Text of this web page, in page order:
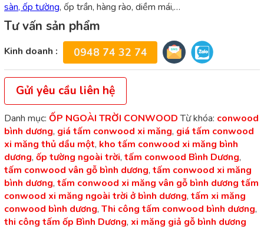
sàn, ốp tường, ốp trần, hàng rào, diềm mái,…
Tư vấn sản phẩm
Kinh doanh : 0948 74 32 74
Gửi yêu cầu liên hệ
Danh mục: ỐP NGOÀI TRỜI CONWOOD Từ khóa: conwood
bình dương, giá tấm conwood xi măng, giá tấm conwood
xi măng thủ dầu một, kho tấm conwood xi măng bình
dương, ốp tường ngoài trời, tấm conwood Bình Dương,
tấm conwood vân gỗ bình dương, tấm conwood xi măng
bình dương, tấm conwood xi măng vân gỗ bình dương tấm
conwood xi măng ngoài trời ở bình dương, tấm xi măng
conwood bình dương, Thi công tấm conwood bình dương,
thi công tấm ốp Bình Dương, xi măng giả gỗ bình dương